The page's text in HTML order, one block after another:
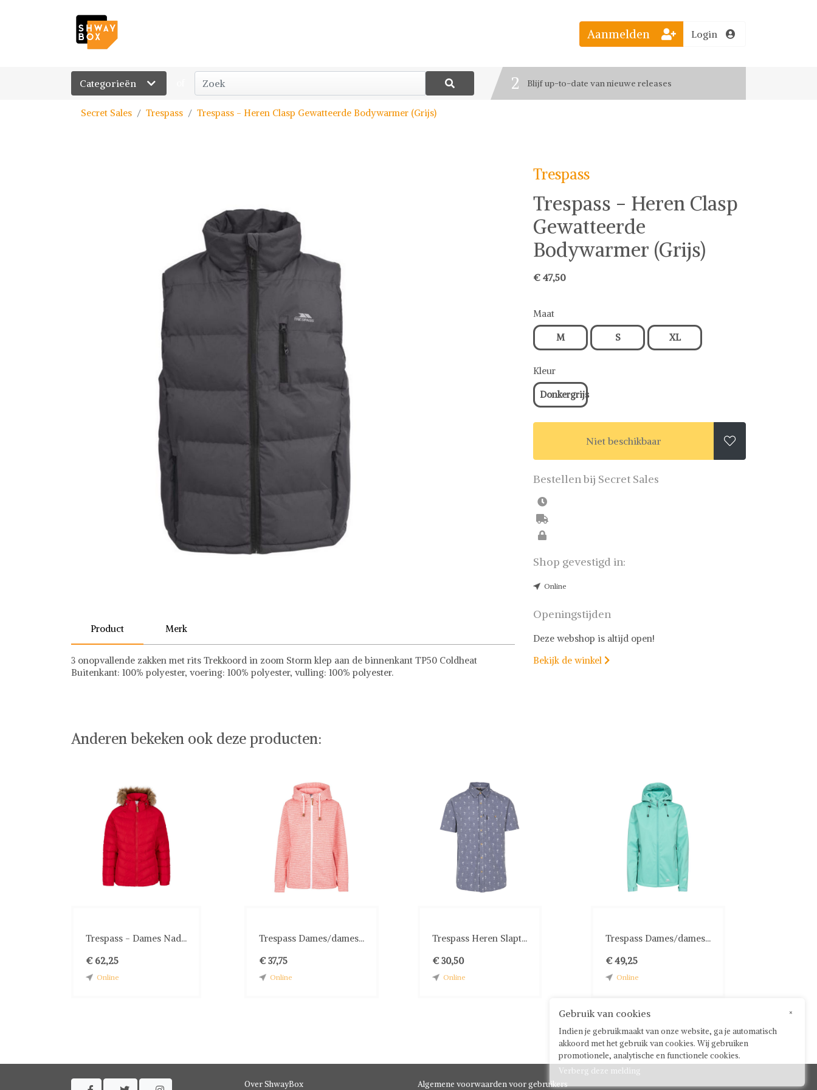
Categorieën
Bestel jouw favoriete looks
2 Blijf up-to-date van nieuwe releases
Aanmelden Login
Secret Sales Trespass Trespass - Heren Clasp Gewatteerde Bodywarmer (Grijs)
Product Merk
3 onopvallende zakken met rits Trekkoord in zoom Storm klep aan de binnenkant TP50 Coldheat
Buitenkant: 100% polyester, voering: 100% polyester, vulling: 100% polyester.
Trespass
Trespass - Heren Clasp
Gewatteerde
Bodywarmer (Grijs)
€ 47,50
Maat
M S XL
Kleur
Donkergrijs
Niet beschikbaar 
Bestellen bij Secret Sales
Shop gevestigd in:
Online
Openingstijden
Deze webshop is altijd open!
Bekijk de winkel 
Anderen bekeken ook deze producten:
Trespass - Dames Nad...
€ 62,25
Online
Trespass Dames/dames...
€ 37,75
Online
Trespass Heren Slapt...
€ 30,50
Online
Trespass Dames/dames...
€ 49,25
Online
Over ShwayBox Algemene voorwaarden voor gebruikers
×
Gebruik van cookies
Indien je gebruikmaakt van onze website, ga je automatisch
akkoord met het gebruik van cookies. Wij gebruiken
promotionele, analytische en functionele cookies.
Verberg deze melding